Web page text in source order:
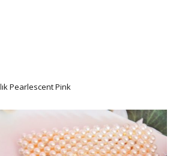
Pearlescent Pink